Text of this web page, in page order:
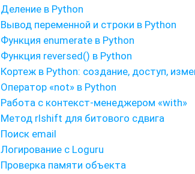
Деление в Python
Вывод переменной и строки в Python
Функция enumerate в Python
Функция reversed() в Python
Кортеж в Python: создание, доступ,
Оператор «not» в Python
Работа с контекст-менеджером «with»
Метод rlshift для битового сдвига
Поиск email
Логирование с Loguru
Проверка памяти объекта